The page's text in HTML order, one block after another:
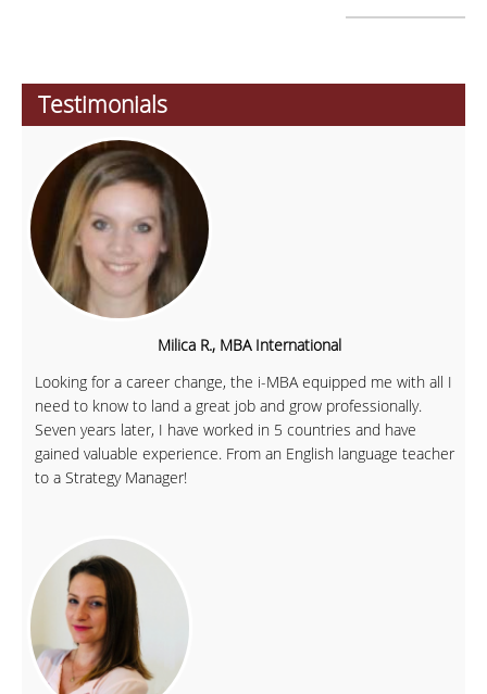
Testimonials
Milica R., MBA International
Looking for a career change, the i-MBA equipped me with all I
need to know to land a great job and grow professionally.
Seven years later, I have worked in 5 countries and have
gained valuable experience. From an English language teacher
to a Strategy Manager!